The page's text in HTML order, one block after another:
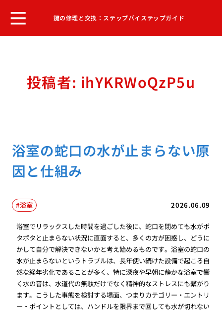
鍵の修理と交換：ステップバイステップガイド
投稿者: ihYKRWoQzP5u
浴室の蛇口の水が止まらない原
因と仕組み
2026.06.09
浴室
浴室でリラックスした時間を過ごした後に、蛇口を閉めても水がポ
タポタと止まらない状況に直面すると、多くの方が困惑し、どうに
かして自分で解決できないかと考え始めるものです。浴室の蛇口の
水が止まらないというトラブルは、長年使い続けた設備で起こる自
然な経年劣化であることが多く、特に深夜や早朝に静かな浴室で響
く水の音は、水道代の無駄だけでなく精神的なストレスにも繋がり
ます。こうした事態を検討する場面、つまりカテゴリー・エントリ
ー・ポイントとしては、ハンドルを限界まで回しても水が切れない